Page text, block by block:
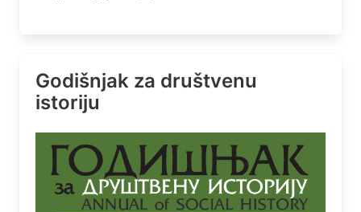
Godišnjak za društvenu
istoriju